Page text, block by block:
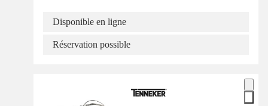
Disponible en ligne
Réservation possible